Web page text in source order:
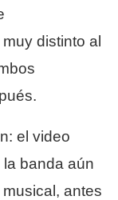
distinto al
el video
banda aún
antes